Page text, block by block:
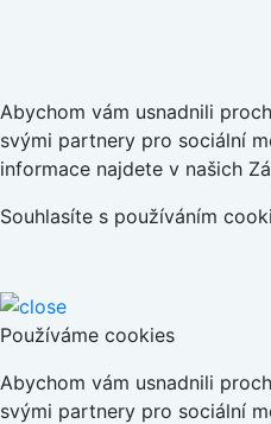
Abychom vám usnadnili
svými partnery pro sociální
informace najdete v našich
Souhlasíte s používáním
Používáme cookies
Abychom vám usnadnili
svými partnery pro sociální